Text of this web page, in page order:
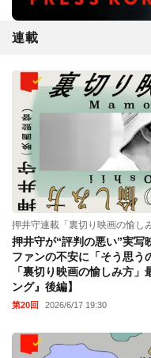
連載
押井守連載「裏切り映画の愉し
押井守が“評判の悪い”実写
ファンの不安に「そう思う
「裏切り映画の愉しみ方
ング』後編】
第20回 2026/6/17 19:30